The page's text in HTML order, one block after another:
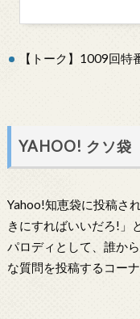
【トーク】1009回特
YAHOO! クソ袋
Yahoo!知恵袋に投稿さ
きにすればいいだろ!」
パロディとして、誰か
な質問を投稿するコーナ